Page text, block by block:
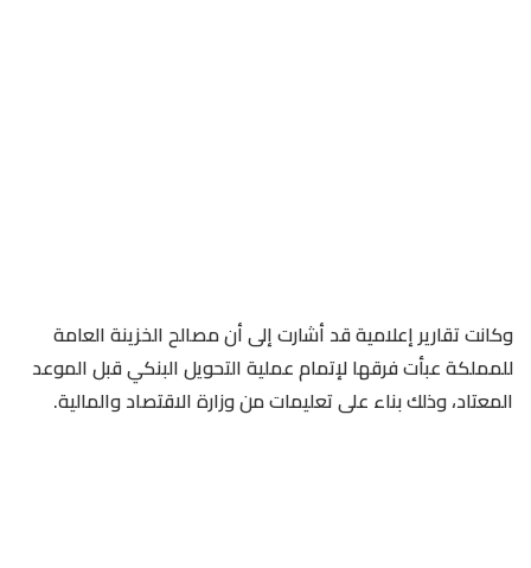
وكانت تقارير إعلامية قد أشارت إلى أن مصالح الخزينة العامة
للمملكة عبأت فرقها لإتمام عملية التحويل البنكي قبل الموعد
المعتاد، وذلك بناء على تعليمات من وزارة الاقتصاد والمالية.